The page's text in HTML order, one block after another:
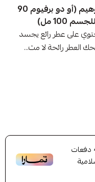
مجموعة بوشرون بوشرون سيربينت بوهيم (أو دو برفيوم 90
على عطر رائع يجسد
العطر رائحة لا مث...
دفعات